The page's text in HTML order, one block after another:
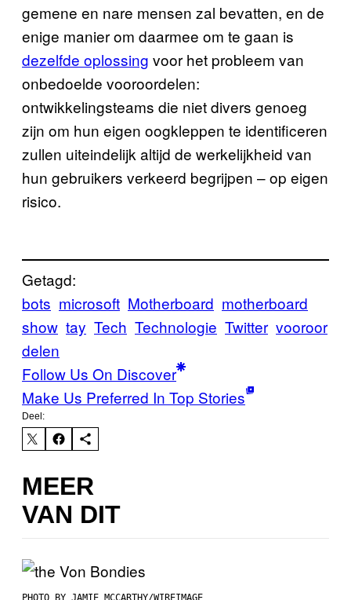
gemene en nare mensen zal bevatten, en de
enige manier om daarmee om te gaan is
dezelfde oplossing voor het probleem van
onbedoelde vooroordelen:
ontwikkelingsteams die niet divers genoeg
zijn om hun eigen oogkleppen te identificeren
zullen uiteindelijk altijd de werkelijkheid van
hun gebruikers verkeerd begrijpen – op eigen
risico.
Getagd:
bots microsoft Motherboard motherboard
show tay Tech Technologie Twitter vooroor
delen
Follow Us On Discover
Make Us Preferred In Top Stories
Deel:
MEER
VAN DIT